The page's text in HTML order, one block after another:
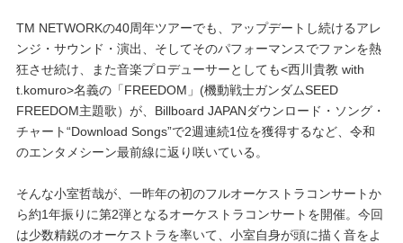
TM NETWORKの40周年ツアーでも、アップデートし続けるアレ
ンジ・サウンド・演出、そしてそのパフォーマンスでファンを熱
狂させ続け、また音楽プロデューサーとしても<西川貴教 with
t.komuro>名義の「FREEDOM」(機動戦士ガンダムSEED
FREEDOM主題歌）が、Billboard JAPANダウンロード・ソング・
チャート“Download Songs”で2週連続1位を獲得するなど、令和
のエンタメシーン最前線に返り咲いている。
そんな小室哲哉が、一昨年の初のフルオーケストラコンサートか
ら約1年振りに第2弾となるオーケストラコンサートを開催。今回
は少数精鋭のオーケストラを率いて、小室自身が頭に描く音をよ